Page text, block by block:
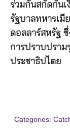
ร่วมกันสกัดกั้นเ
รัฐบาลทหารเมี
ดอลลาร์สหรัฐ
การปราบปราม
ประชาธิปไตย
Categories: